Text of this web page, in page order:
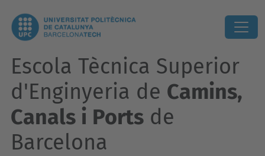
Escola Tècnica Superior
d'Enginyeria de Camins,
Canals i Ports de
Barcelona